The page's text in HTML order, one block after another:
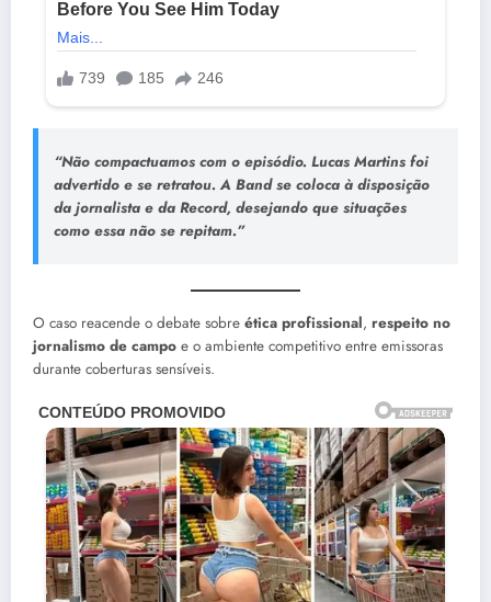
“Não compactuamos com o episódio. Lucas Martins foi
advertido e se retratou. A Band se coloca à disposição
da jornalista e da Record, desejando que situações
como essa não se repitam.”
O caso reacende o debate sobre ética profissional, respeito no
jornalismo de campo e o ambiente competitivo entre emissoras
durante coberturas sensíveis.